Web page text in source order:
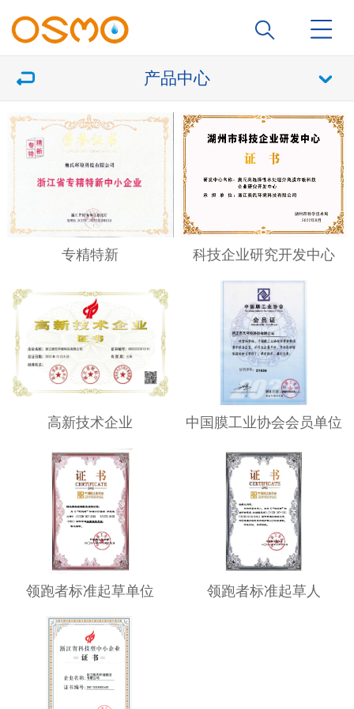
产品中心
专精特新 科技企业研究开发中心
高新技术企业 中国膜工业协会会员单位
领跑者标准起草单位 领跑者标准起草人